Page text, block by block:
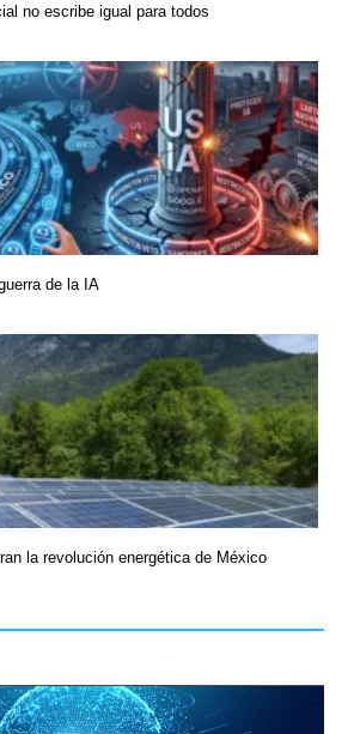
no escribe igual para todos
de la IA
la revolución energética de México